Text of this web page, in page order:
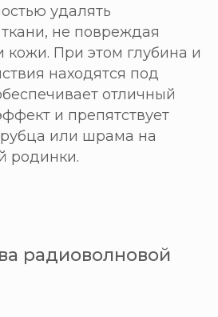
удалять
не повреждая
кожи. При этом глубина и
находятся под
отличный
и препятствует
или шрама на
родинки.
радиоволновой